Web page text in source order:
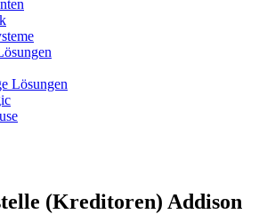
Lösungen
(Kreditoren) Addison